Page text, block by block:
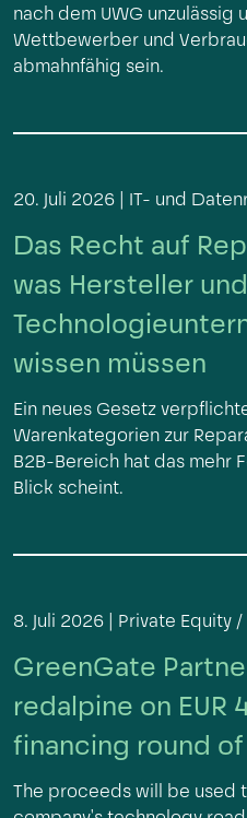
nach dem UWG unzulässig
Wettbewerber und
abmahnfähig sein.
20. Juli 2026 | IT- und
Das Recht auf
was Hersteller und
wissen müssen
Ein neues Gesetz
Warenkategorien zur
B2B-Bereich hat das mehr
Blick scheint.
8. Juli 2026 | Private Equity
GreenGate
redalpine on EUR
financing round
The proceeds will be used